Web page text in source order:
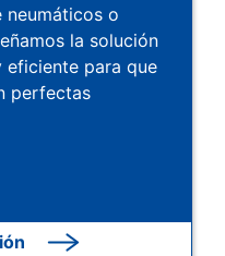
neumáticos o
la solución
eficiente para que
perfectas